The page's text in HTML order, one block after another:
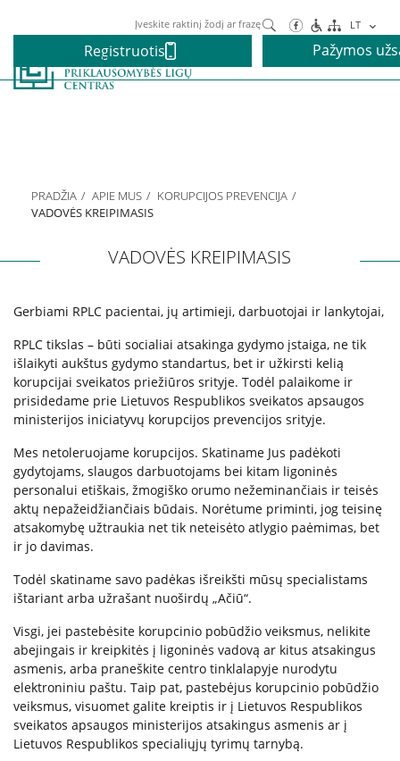
Paieška LT
Registruotis Pažymos
Narkotikų priklausomybės gydymas
Nikotino priklausomybės gydymas
Elgesio priklausomybės gydymas
Vaikams ir paaugliams
Paslaugos artimiesiems
Mokamos paslaugos
Paslaugos apmokamos iš PSD fondo
Kitos paslaugos
Pažymų išdavimas
Anoniminės paslaugos
Nedarbingumo pažymėjimas
Apsvaigimo nustatymas ir biologinių terpių paėmimas
Remisijos patvirtinimas
PRADŽIA APIE MUS
KORUPCIJOS PREVENCIJA
VADOVĖS KREIPIMASIS
VADOVĖS KREIPIMASIS
Gerbiami RPLC pacientai, jų artimieji, darbuotojai ir lankytojai,
RPLC tikslas – būti socialiai atsakinga gydymo įstaiga, ne tik
išlaikyti aukštus gydymo standartus, bet ir užkirsti kelią
korupcijai sveikatos priežiūros srityje. Todėl palaikome ir
prisidedame prie Lietuvos Respublikos sveikatos apsaugos
ministerijos iniciatyvų korupcijos prevencijos srityje.
Mes netoleruojame korupcijos. Skatiname Jus padėkoti
gydytojams, slaugos darbuotojams bei kitam ligoninės
personalui etiškais, žmogiško orumo nežeminančiais ir teisės
aktų nepažeidžiančiais būdais. Norėtume priminti, jog teisinę
atsakomybę užtraukia net tik neteisėto atlygio paėmimas, bet
ir jo davimas.
Todėl skatiname savo padėkas išreikšti mūsų specialistams
ištariant arba užrašant nuoširdų „Ačiū“.
Visgi, jei pastebėsite korupcinio pobūdžio veiksmus, nelikite
abejingais ir kreipkitės į ligoninės vadovą ar kitus atsakingus
asmenis, arba praneškite centro tinklalapyje nurodytu
elektroniniu paštu. Taip pat, pastebėjus korupcinio pobūdžio
veiksmus, visuomet galite kreiptis ir į Lietuvos Respublikos
sveikatos apsaugos ministerijos atsakingus asmenis ar į
Lietuvos Respublikos specialiųjų tyrimų tarnybą.